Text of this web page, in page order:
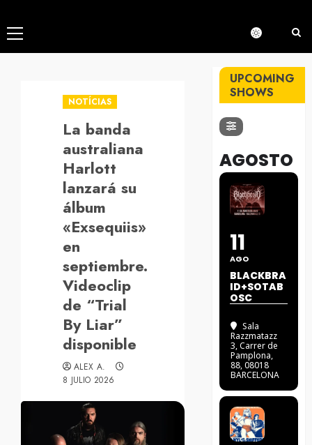
Menú
principal
NOTÍCIAS
La banda
australiana
Harlott
lanzará su
álbum
«Exsequiis»
en
septiembre.
Videoclip
de “Trial
By Liar”
disponible
ALEX A.
8 JULIO 2026
UPCOMING
SHOWS
AGOSTO
11
AGO
BLACKBRA
ID+SOTAB
OSC
Sala
Razzmatazz
3, Carrer de
Pamplona,
88, 08018
BARCELONA